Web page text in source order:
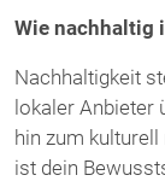
Wie nachhaltig
Nachhaltigkeit
lokaler Anbieter
hin zum
ist dein